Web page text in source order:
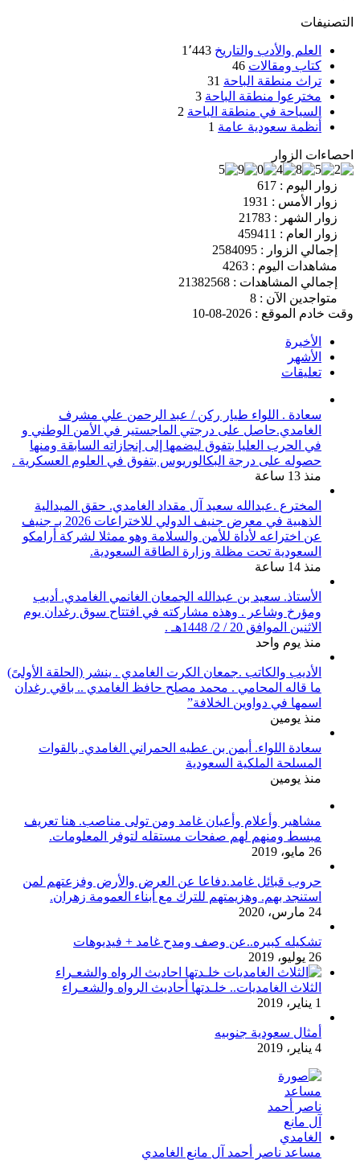
التصنيفات
العلم والأدب والتاريخ 1٬443
كتاب ومقالات 46
تراث منطقة الباحة 31
مخترعوا منطقة الباحة 3
السياحة في منطقة الباحة 2
أنظمة سعودية عامة 1
احصاءات الزوار
زوار اليوم : 617
زوار الأمس : 1931
زوار الشهر : 21783
زوار العام : 459411
إجمالي الزوار : 2584095
مشاهدات اليوم : 4263
إجمالي المشاهدات : 21382568
متواجدين الآن : 8
وقت خادم الموقع : 2026-08-10
الأخيرة
الأشهر
تعليقات
سعادة . اللواء طيار ركن / عبد الرحمن علي مشرف
الغامدي.حاصل على درجتي الماجستير في الأمن الوطني و
في الحرب العليا بتفوق ليضمها إلى إنجازاته السابقة ومنها
حصوله على درجة البكالوريوس بتفوق في العلوم العسكرية .
منذ 13 ساعة
المخترع .عبدالله سعيد آل مقداد الغامدي. حقق الميدالية
الذهبية في معرض جنيف الدولي للاختراعات 2026 بـ جنيف
عن اختراعه لأداة للأمن والسلامة وهو ممثلا لشركة أرامكو
السعودية تحت مظلة وزارة الطاقة السعودية.
منذ 14 ساعة
الأستاذ. سعيد بن عبدالله الجمعان الغانمي الغامدي. أديب
ومؤرخ وشاعر . وهذه مشاركته في افتتاح سوق رغدان يوم
الاثنين الموافق 20 / 2/ 1448هـ .
منذ يوم واحد
الأديب والكاتب .جمعان الكرت الغامدي . ينشر (الحلقة الأولىً)
ما قاله المحامي . محمد مصلح حافظ الغامدي .. باقي رغدان
اسمها في دواوين الخلافة”
منذ يومين
سعادة اللواء. أيمن بن عطيه الحمراني الغامدي. بالقوات
المسلحة الملكية السعودية
منذ يومين
مشاهير وأعلام وأعيان غامد ومن تولى مناصب. هنا تعريف
مبسط ومنهم لهم صفحات مستقله لتوفر المعلومات.
26 مايو، 2019
حروب قبائل غامد.دفاعا عن العرض والأرض وفزعتهم لمن
استنجد بهم. وهزيمتهم للترك مع أبناء العمومة زهران.
24 مارس، 2020
تشكيله كبيره..عن وصف ومدح غامد + فيديوهات
26 يوليو، 2019
الثلاث الغامديات.. خلـدتها أحاديث الرواه والشعـراء
1 يناير، 2019
أمثال سعودية جنوبيه
4 يناير، 2019
مساعد ناصر أحمد آل مانع الغامدي